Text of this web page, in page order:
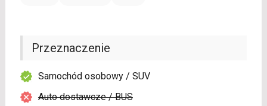
Przeznaczenie
Samochód osobowy / SUV
Auto dostawcze / BUS